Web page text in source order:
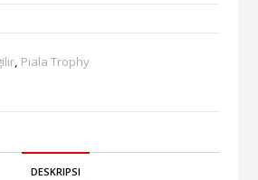
, Piala Trophy
DESKRIPSI